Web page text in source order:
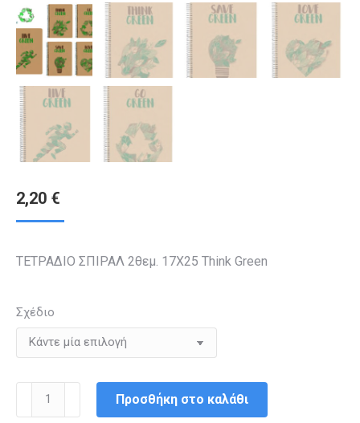
2,20 €
ΤΕΤΡΑΔΙΟ ΣΠΙΡΑΛ 2θεμ. 17X25 Think Green
Σχέδιο
ΤΕΤΡΑΔΙΟ
ΣΠΙΡΑΛ
Προσθήκη στο καλάθι